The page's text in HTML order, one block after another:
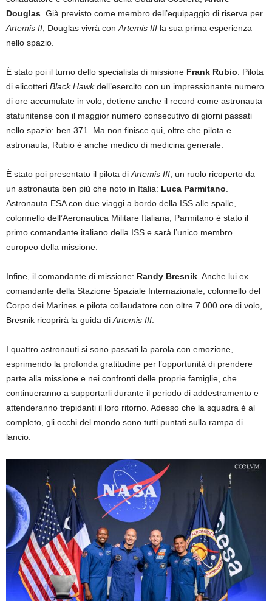
Douglas . Già previsto come membro dell’equipaggio di riserva per
Artemis II , Douglas vivrà con Artemis III la sua prima esperienza
nello spazio.
È stato poi il turno dello specialista di missione Frank Rubio . Pilota
di elicotteri Black Hawkdell’esercito con un impressionante numero
di ore accumulate in volo, detiene anche il record come astronauta
statunitense con il maggior numero consecutivo di giorni passati
nello spazio: ben 371. Ma non finisce qui, oltre che pilota e
astronauta, Rubio è anche medico di medicina generale.
È stato poi presentato il pilota di Artemis III , un ruolo ricoperto da
un astronauta ben più che noto in Italia: Luca Parmitano
Astronauta ESA con due viaggi a bordo della ISS alle spalle,
colonnello dell’Aeronautica Militare Italiana, Parmitano è stato il
primo comandante italiano della ISS e sarà l’unico membro
europeo della missione.
Infine, il comandante di missione: Randy Bresnik . Anche lui ex
comandante della Stazione Spaziale Internazionale, colonnello del
Corpo dei Marines e pilota collaudatore con oltre 7.000 ore di volo,
Bresnik ricoprirà la guida di Artemis III
I quattro astronauti si sono passati la parola con emozione,
esprimendo la profonda gratitudine per l’opportunità di prendere
parte alla missione e nei confronti delle proprie famiglie, che
continueranno a supportarli durante il periodo di addestramento e
attenderanno trepidanti il loro ritorno. Adesso che la squadra è al
completo, gli occhi del mondo sono tutti puntati sulla rampa di
lancio.